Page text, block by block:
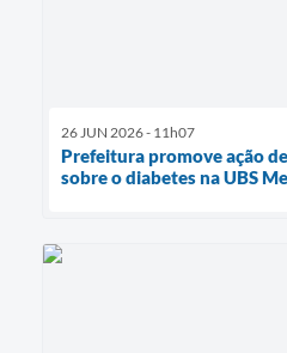
26 JUN 2026 - 11h07
Prefeitura promove ação
sobre o diabetes na UBS